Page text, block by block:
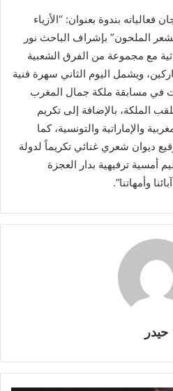
بندوة بعنوان: “الأزياء
الملحون” بإشراف الباحث نور
مع مجموعة من الفرق الشعبية
ويشمل اليوم الثاني سهرة فنية
في مسابقة ملكة جمال المغرب
بلقب الملكة، بالإضافة إلى تكريم
والإماراتية والتونسية، كما
ديوان شعري غنائي تكريماً لدولة
أمسية ترفيهية بدار العجزة
وأمهاتنا”.
حيدر